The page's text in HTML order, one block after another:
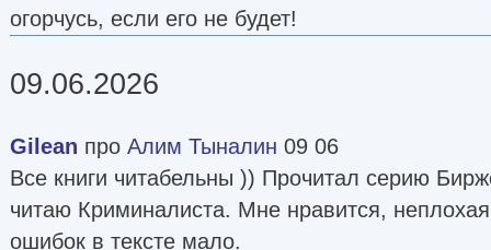
огорчусь, если его не будет!
09.06.2026
Gilean про Алим Тыналин 09 06
Все книги читабельны )) Прочитал серию
читаю Криминалиста. Мне нравится,
ошибок в тексте мало.